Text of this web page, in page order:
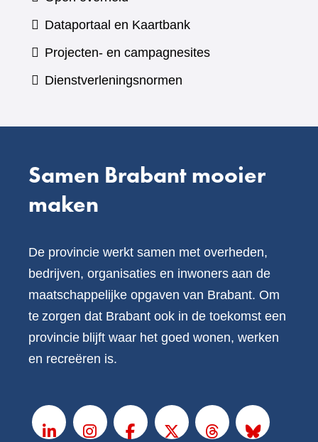
andere
website)
Dataportaal en Kaartbank(verwijst
naar
Projecten- en campagnesites
Dienstverleningsnormen
Samen Brabant mooier
maken
De provincie werkt samen met overheden,
bedrijven, organisaties en inwoners aan de
maatschappelijke opgaven van Brabant. Om
te zorgen dat Brabant ook in de toekomst een
provincie blijft waar het goed wonen, werken
en recreëren is.